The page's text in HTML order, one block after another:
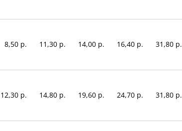
8,50 р. 11,30 р. 14,00 р. 16,40 р. 31,80 р.
12,30 р. 14,80 р. 19,60 р. 24,70 р. 31,80 р.